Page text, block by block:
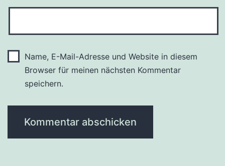
Name, E-Mail-Adresse und Website in diesem
Browser für meinen nächsten Kommentar
speichern.